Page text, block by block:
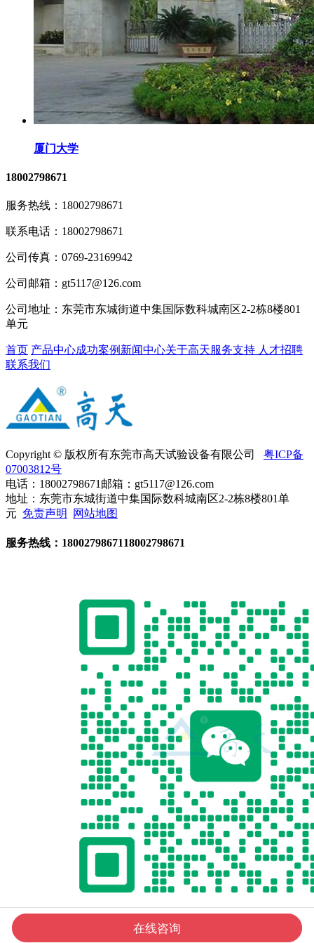
厦门大学
18002798671
服务热线： 18002798671
联系电话： 18002798671
公司传真： 0769-23169942
公司邮箱： gt5117@126.com
公司地址： 东莞市东城街道中集国际数科城南区2-2栋8楼801
单元
首页 产品中心成功案例 新闻中心关于高天服务支持 人才招聘
联系我们
Copyright © 版权所有东莞市高天试验设备有限公司 粤ICP备
07003812号
电话：18002798671 邮箱：gt5117@126.com
地址：东莞市东城街道中集国际数科城南区2-2栋8楼801单
元 免责声明 网站地图
服务热线： 1800279867118002798671
扫描添加微信 在线咨询